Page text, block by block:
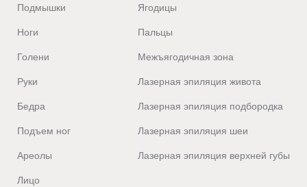
пациенты
перед:
Лазерными
процедурами
Тредлифтингом
беременность
и
воспаления;
аллергические
реакции
Подмышки
Ноги
Голени
Руки
Бедра
Подъем ног
Ареолы
Лицо
Ягодицы
Пальцы
Межъягодичная зона
Лазерная эпиляция живота
Лазерная эпиляция подбородка
Лазерная эпиляция шеи
Лазерная эпиляция верхней губы